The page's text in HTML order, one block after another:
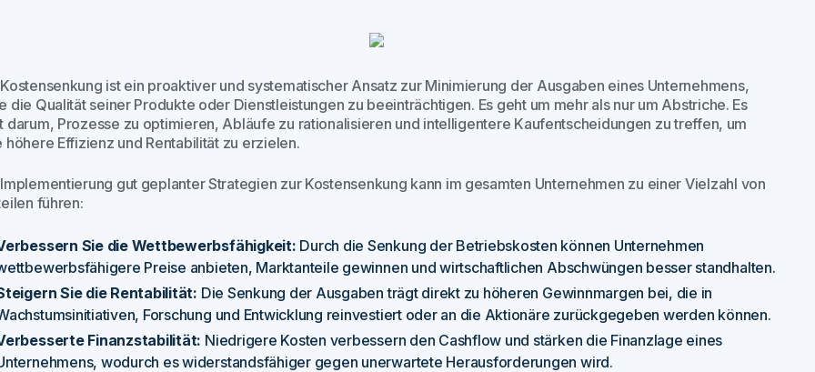
ist ein proaktiver und systematischer Ansatz zur Minimierung der Ausgaben eines Unternehmens,
die Qualität seiner Produkte oder Dienstleistungen zu beeinträchtigen. Es geht um mehr als nur um Abstriche. Es
darum, Prozesse zu optimieren, Abläufe zu rationalisieren und intelligentere Kaufentscheidungen zu treffen, um
höhere Effizienz und Rentabilität zu erzielen.
gut geplanter Strategien zur Kostensenkung kann im gesamten Unternehmen zu einer Vielzahl von
führen:
Sie die Wettbewerbsfähigkeit: Durch die Senkung der Betriebskosten können Unternehmen
Preise anbieten, Marktanteile gewinnen und wirtschaftlichen Abschwüngen besser standhalten.
Sie die Rentabilität: Die Senkung der Ausgaben trägt direkt zu höheren Gewinnmargen bei, die in
Forschung und Entwicklung reinvestiert oder an die Aktionäre zurückgegeben werden können.
Finanzstabilität: Niedrigere Kosten verbessern den Cashflow und stärken die Finanzlage eines
wodurch es widerstandsfähiger gegen unerwartete Herausforderungen wird.